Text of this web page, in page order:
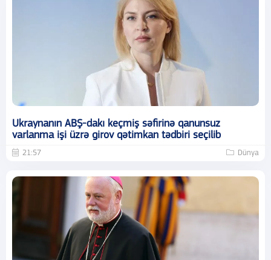
Ukraynanın ABŞ-dakı keçmiş səfirinə qanunsuz
varlanma işi üzrə girov qətimkan tədbiri seçilib
21:57 Dünya